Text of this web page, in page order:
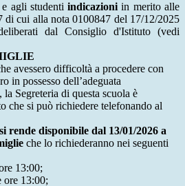
agli studenti indicazioni in merito alle
di cui alla nota 0100847 del 17/12/2025
dal Consiglio d'Istituto (vedi
avessero difficoltà a procedere con
in possesso dell’adeguata
Segreteria di questa scuola è
che si può richiedere telefonando al
rende disponibile dal 13/01/2026 a
che lo richiederanno nei seguenti
13:00;
ore 13:00;